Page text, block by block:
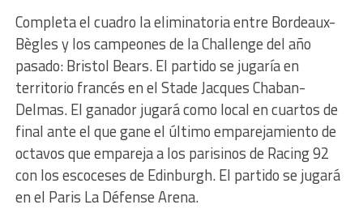
Completa el cuadro la eliminatoria entre Bordeaux-
Bègles y los campeones de la Challenge del año
pasado: Bristol Bears. El partido se jugaría en
territorio francés en el Stade Jacques Chaban-
Delmas. El ganador jugará como local en cuartos de
final ante el que gane el último emparejamiento de
octavos que empareja a los parisinos de Racing 92
con los escoceses de Edinburgh. El partido se jugará
en el Paris La Défense Arena.